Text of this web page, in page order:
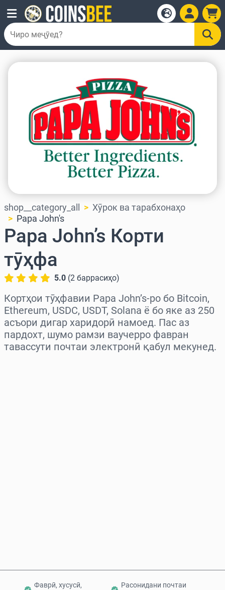
shop__category_all
Хӯрок ва тарабхонаҳо
Papa John's
Papa John’s Корти
тӯҳфа
5.0 (2 баррасиҳо)
Кортҳои тӯҳфавии Papa John’s-ро бо Bitcoin,
Ethereum, USDC, USDT, Solana ё бо яке аз 250
асъори дигар харидорӣ намоед. Пас аз
пардохт, шумо рамзи ваучерро фавран
тавассути почтаи электронӣ қабул мекунед.
Фаврӣ, хусусӣ,
Расонидани почтаи